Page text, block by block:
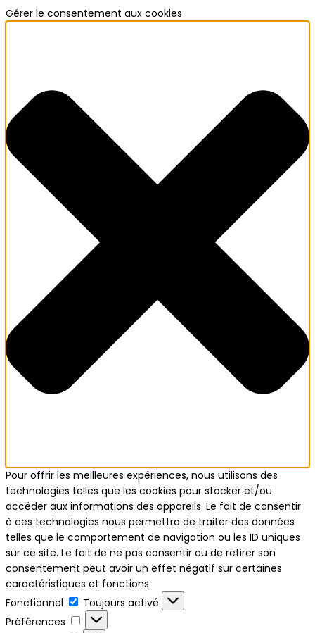
Gérer le consentement aux cookies
Pour offrir les meilleures expériences, nous utilisons des
technologies telles que les cookies pour stocker et/ou
accéder aux informations des appareils. Le fait de consentir
à ces technologies nous permettra de traiter des données
telles que le comportement de navigation ou les ID uniques
sur ce site. Le fait de ne pas consentir ou de retirer son
consentement peut avoir un effet négatif sur certaines
caractéristiques et fonctions.
Fonctionnel
Toujours activé
Préférences